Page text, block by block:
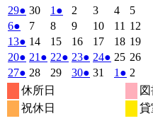
曜
日
曜
日
曜
日
曜
日
曜
日
曜
日
292025
年
9
月
29
日
● (1
件
の
イ
ベ
ン
ト)
302025
30
日
1 2025
10
月
1
日
●
件
の
イ
ベ
2 2025
年
10
月
2
日
32025
年
10
月
3
日
42025
年
10
月
4
日
52025
年
10
月
5
日
62025
年
10
月
6
日
●
件
の
イ
ベ
ン
ト)
72025
年
10
月
7
日
82025
年
10
月
8
92025
年
10
月
9
102025
年
10
月
10
11 2025
年
10
月
11
12
年
日
132025
年
10
月
13
日
● (1
件
の
イ
ベ
ン
142025
年
14
日
152025
年
10
月
162025
年
10
月
172025
年
月
182025
年
10
月
19
年
19
日
202025
年
10
月
20
● (1
件
の
イ
ベ
21 2025
10
月
21
● (1
件
の
イ
ベ
222025
年
● (1
件
232025
年
● (1
件
242025
● (1
件
252025
年
10
月
26
10
月
26
272025
年
10
月
● (1
件
の
イ
282025
年
10
月
292025
302025
● (1
31
2025
1 2025
年
11
● (1
件
の
イ
2
年
11
月
休所日
祝休日
貸